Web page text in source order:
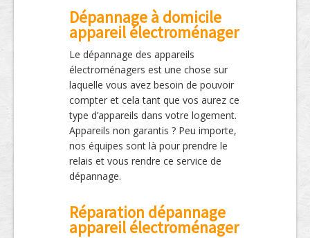
Dépannage à domicile
appareil électroménager
Le dépannage des appareils
électroménagers est une chose sur
laquelle vous avez besoin de pouvoir
compter et cela tant que vos aurez ce
type d’appareils dans votre logement.
Appareils non garantis ? Peu importe,
nos équipes sont là pour prendre le
relais et vous rendre ce service de
dépannage.
Réparation dépannage
appareil électroménager